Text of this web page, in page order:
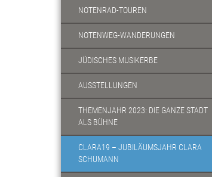
NOTENRAD-TOUREN
NOTENWEG-WANDERUNGEN
JÜDISCHES MUSIKERBE
AUSSTELLUNGEN
THEMENJAHR 2023: DIE GANZE STADT
ALS BÜHNE
CLARA19 – JUBILÄUMSJAHR CLARA
SCHUMANN